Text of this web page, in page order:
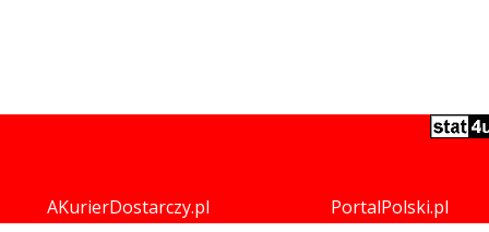
AKurierDostarczy.pl PortalPolski.pl